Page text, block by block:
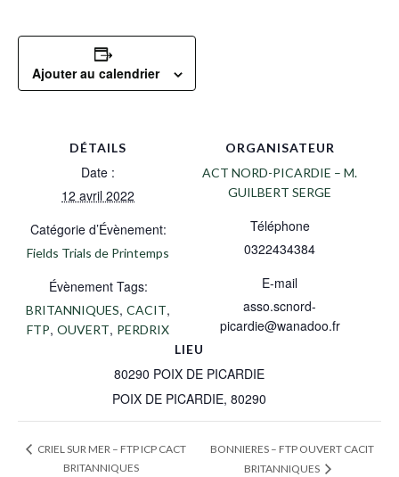
Ajouter au calendrier
DÉTAILS
Date :
12 avril 2022
Catégorie d’Évènement:
Fields Trials de Printemps
Évènement Tags:
BRITANNIQUES, CACIT,
FTP, OUVERT, PERDRIX
LIEU
80290 POIX DE PICARDIE
POIX DE PICARDIE, 80290
ORGANISATEUR
ACT NORD-PICARDIE – M.
GUILBERT SERGE
Téléphone
0322434384
E-mail
asso.scnord-
picardie@wanadoo.fr
CRIEL SUR MER – FTP ICP CACT
BRITANNIQUES
BONNIERES – FTP OUVERT CACIT
BRITANNIQUES